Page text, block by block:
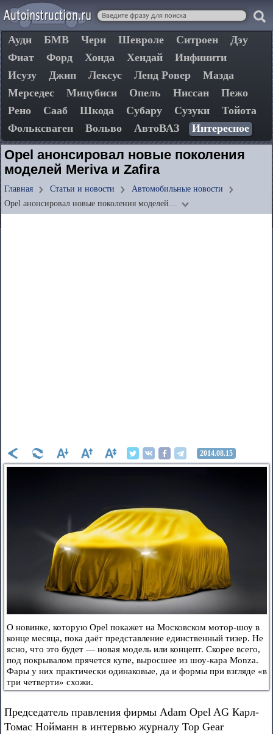
Ауди БМВ Чери Шевроле Ситроен
Дэу
Фиат
Форд Хонда Хендай
Инфинити
Исузу
Джип Лексус Ленд Ровер
Мазда
Мерседес
Мицубиси Опель Ниссан
Пежо
Рено
Сааб Шкода Субару Сузуки
Тойота
Фольксваген
Вольво АвтоВАЗ Интересное
Opel анонсировал новые поколения
моделей Meriva и Zafira
Главная Статьи и новости
Автомобильные новости
Opel анонсировал новые поколения моделей…
2014.08.15
О новинке, которую Opel покажет на Московском мотор-шоу в
конце месяца, пока даёт представление единственный тизер. Не
ясно, что это будет — новая модель или концепт. Скорее всего,
под покрывалом прячется купе, выросшее из шоу-кара Monza.
Фары у них практически одинаковые, да и формы при взгляде «в
три четверти» схожи.
Председатель правления фирмы Adam Opel AG Карл-
Томас Нойманн в интервью журналу Top Gear